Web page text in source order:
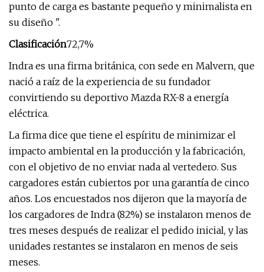
punto de carga es bastante pequeño y minimalista en
su diseño ".
Clasificación72,7%
Indra es una firma británica, con sede en Malvern, que
nació a raíz de la experiencia de su fundador
convirtiendo su deportivo Mazda RX-8 a energía
eléctrica.
La firma dice que tiene el espíritu de minimizar el
impacto ambiental en la producción y la fabricación,
con el objetivo de no enviar nada al vertedero. Sus
cargadores están cubiertos por una garantía de cinco
años. Los encuestados nos dijeron que la mayoría de
los cargadores de Indra (82%) se instalaron menos de
tres meses después de realizar el pedido inicial, y las
unidades restantes se instalaron en menos de seis
meses.